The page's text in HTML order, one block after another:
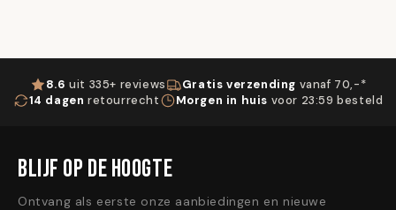
8.6 uit 335+ reviews Gratis verzending vanaf 70,-*
14 dagen retourrecht Morgen in huis voor 23:59 besteld
BLIJF OP DE HOOGTE
Ontvang als eerste onze aanbiedingen en nieuwe